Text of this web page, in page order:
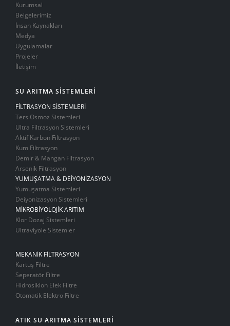
Kurumsal
Belgelerimiz
İnsan Kaynakları
Medya
Uygulamalar
Projeler
İletişim
SU ARITMA SİSTEMLERİ
FİLTRASYON SİSTEMLERİ
Ters Osmoz Sistemleri
Ultra Filtrasyon Sistemleri
Aktif Karbon Filtrasyon
Kum Filtrasyon
Demir & Mangan Filtrasyon
Arsenik Filtrasyon
YUMUŞATMA & DEİYONİZASYON
Yumuşatma Sistemleri
Deiyonizasyon Sistemleri
MİKROBİYOLOJİK ARITIM
Klor Dozaj Sistemleri
Ultraviyole Sistemler
MEKANİK FİLTRASYON
Kartuş Filtre
Seperatör Filtre
Hidrosiklon Elek Filtre
Otomatik Elektro Filtre
ATIK SU ARITMA SİSTEMLERİ